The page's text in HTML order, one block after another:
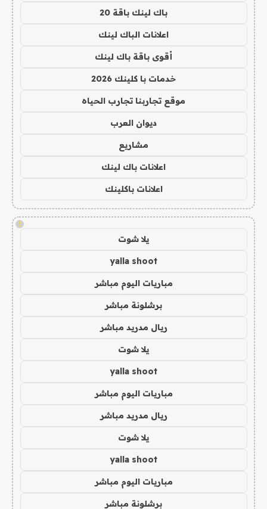
باك لينك باقة 20
اعلانات الباك لينك
أقوى باقة باك لينك
خدمات با كلينك 2026
موقع تجاربنا تجارب الحياه
ديوان العرب
مشاريع
اعلانات باك لينك
اعلانات باكلينك
!
يلا شوت
yalla shoot
مباريات اليوم مباشر
برشلونة مباشر
ريال مدريد مباشر
يلا شوت
yalla shoot
مباريات اليوم مباشر
ريال مدريد مباشر
يلا شوت
yalla shoot
مباريات اليوم مباشر
برشلونة مباشر